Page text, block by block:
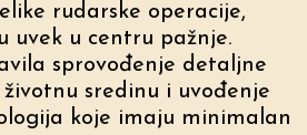
rudarske operacije,
uvek u centru pažnje.
sprovođenje detaljne
sredinu i uvođenje
koje imaju minimalan